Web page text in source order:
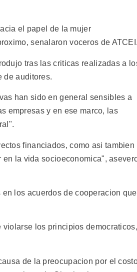
el papel de la mujer
senalaron voceros de
tras las criticas realizadas a
de auditores.
han sido en general sensibles a
empresas y en ese marco, las
financiados, como asi tambien
la vida socioeconomica",
los acuerdos de cooperacion que
violarse los principios democraticos,
de la preocupacion por el